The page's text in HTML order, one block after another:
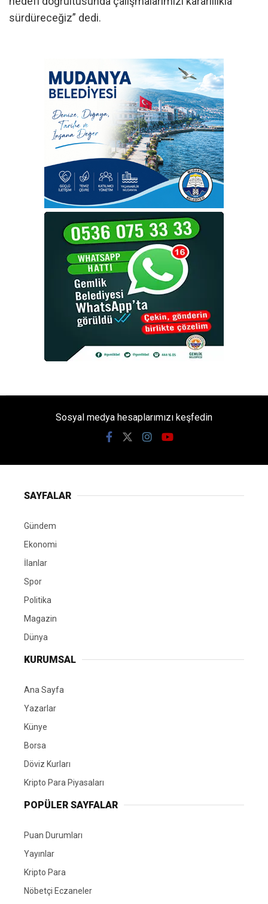
sürdüreceğiz” dedi.
Sosyal medya hesaplarımızı keşfedin
SAYFALAR
Gündem
Ekonomi
İlanlar
Spor
Politika
Magazin
Dünya
KURUMSAL
Ana Sayfa
Yazarlar
Künye
Borsa
Döviz Kurları
Kripto Para Piyasaları
POPÜLER SAYFALAR
Puan Durumları
Yayınlar
Kripto Para
Nöbetçi Eczaneler